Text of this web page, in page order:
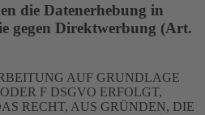
die Datenerhebung in
gegen Direktwerbung (Art.
AUF GRUNDLAGE
F DSGVO ERFOLGT,
RECHT, AUS GRÜNDEN, DIE